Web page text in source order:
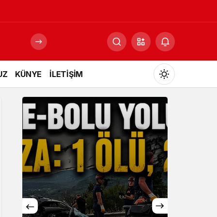
KÜNYE İLETİŞİM
Mod
değiştir
Gündüz Modu
Gündüz modunu seçin.
Gece Modu
Gece modunu seçin.